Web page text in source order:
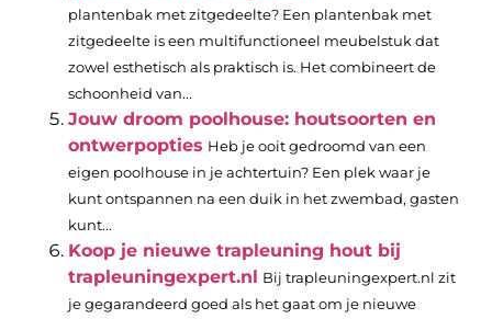
plantenbak met zitgedeelte? Een plantenbak met
zitgedeelte is een multifunctioneel meubelstuk dat
zowel esthetisch als praktisch is. Het combineert de
schoonheid van...
Jouw droom poolhouse: houtsoorten en
ontwerpopties Heb je ooit gedroomd van een
eigen poolhouse in je achtertuin? Een plek waar je
kunt ontspannen na een duik in het zwembad, gasten
kunt...
Koop je nieuwe trapleuning hout bij
trapleuningexpert.nl Bij trapleuningexpert.nl zit
je gegarandeerd goed als het gaat om je nieuwe